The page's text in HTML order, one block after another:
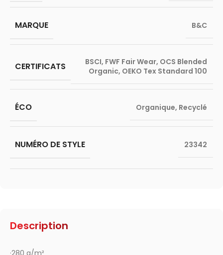
Description
·280 g/m²
MARQUE B&C
CERTIFICATS BSCI, FWF Fair Wear, OCS Blended
Organic, OEKO Tex Standard 100
ÉCO Organique, Recyclé
NUMÉRO DE STYLE 23342